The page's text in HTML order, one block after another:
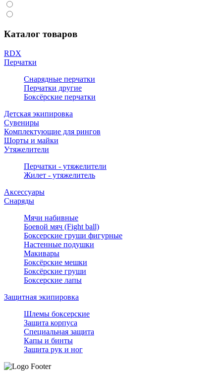
Каталог товаров
RDX
Перчатки
Снарядные перчатки
Перчатки другие
Боксёрские перчатки
Детская экипировка
Сувениры
Комплектующие для рингов
Шорты и майки
Утяжелители
Перчатки - утяжелители
Жилет - утяжелитель
Аксессуары
Снаряды
Мячи набивные
Боевой мяч (Fight ball)
Боксерские груши фигурные
Настенные подушки
Макивары
Боксёрские мешки
Боксёрские груши
Боксерские лапы
Защитная экипировка
Шлемы боксерские
Защита корпуса
Специальная защита
Капы и бинты
Защита рук и ног